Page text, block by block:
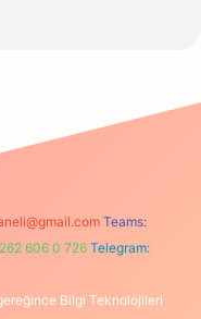
Teams:
606 0 726 Telegram:
Bilgi Teknolojileri